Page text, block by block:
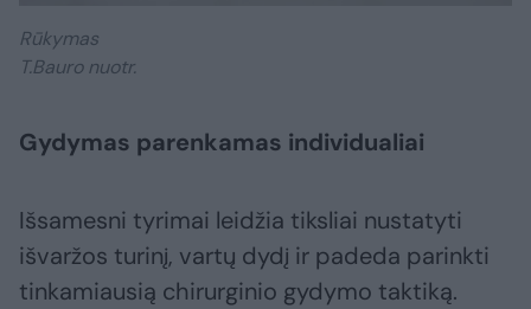
Rūkymas
T.Bauro nuotr.
Gydymas parenkamas individualiai
Išsamesni tyrimai leidžia tiksliai nustatyti
išvaržos turinį, vartų dydį ir padeda parinkti
tinkamiausią chirurginio gydymo taktiką.